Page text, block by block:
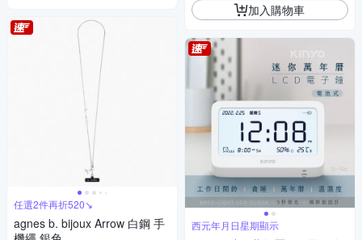
任選2件再折520↘
agnes b. bijoux Arrow 白鋼 手
加入購物車
西元年月日星期顯示